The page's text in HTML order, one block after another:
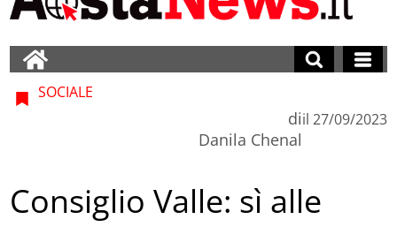
SOCIALE
di
Danila Chenal
il 27/09/2023
Consiglio Valle: sì alle